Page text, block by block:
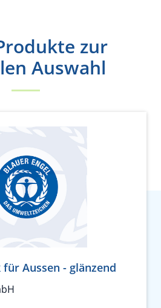
zur
Auswahl
Aussen - glänzend